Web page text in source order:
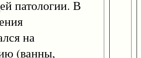
патологии. В
на
(ванны,